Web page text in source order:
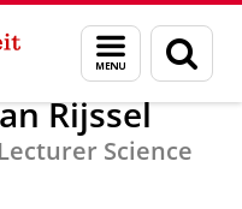
Menu
en
zoeken
van Rijssel
Rijssel
Science